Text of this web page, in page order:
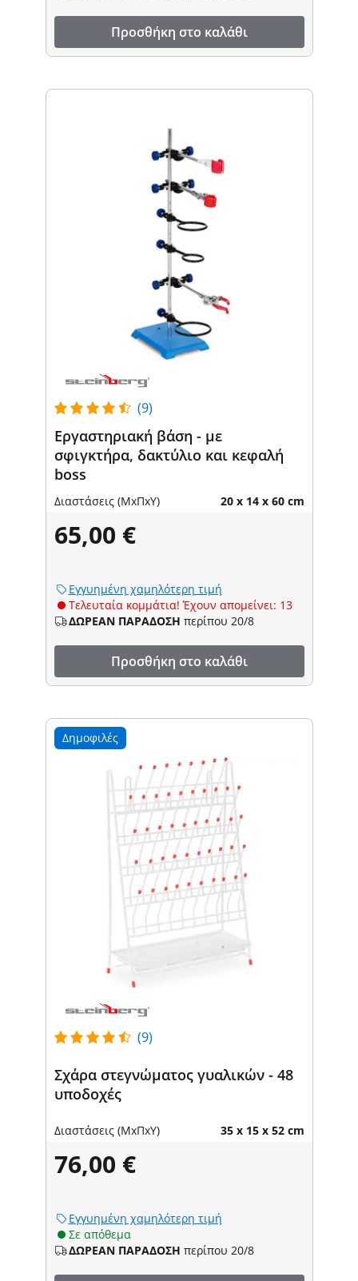
Προσθήκη στο καλάθι
(9)
Εργαστηριακή βάση - με
σφιγκτήρα, δακτύλιο και κεφαλή
boss
Διαστάσεις (ΜxΠxΥ) 20 x 14 x 60 cm
65,00 €
Εγγυημένη χαμηλότερη τιμή
Τελευταία κομμάτια! Έχουν απομείνει: 13
ΔΩΡΕΑΝ ΠΑΡΑΔΟΣΗ περίπου 20/8
Προσθήκη στο καλάθι
Δημοφιλές
(9)
Σχάρα στεγνώματος γυαλικών - 48
υποδοχές
Διαστάσεις (ΜxΠxΥ) 35 x 15 x 52 cm
76,00 €
Εγγυημένη χαμηλότερη τιμή
Σε απόθεμα
ΔΩΡΕΑΝ ΠΑΡΑΔΟΣΗ περίπου 20/8